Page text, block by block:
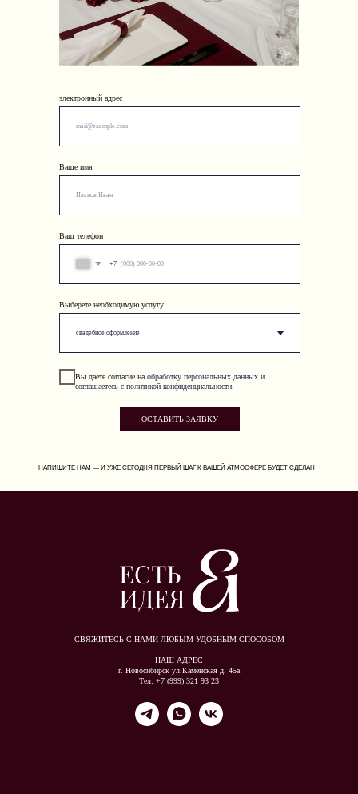
электронный адрес
Ваше имя
Ваш телефон
+7
Выберете необходимую услугу
Вы даете согласие на обработку персональных данных и
соглашаетесь с политикой конфиденциальности.
ОСТАВИТЬ ЗАЯВКУ
НАПИШИТЕ НАМ — И УЖЕ СЕГОДНЯ ПЕРВЫЙ ШАГ К ВАШЕЙ АТМОСФЕРЕ БУДЕТ СДЕЛАН
СВЯЖИТЕСЬ С НАМИ ЛЮБЫМ УДОБНЫМ СПОСОБОМ
НАШ АДРЕС
г. Новосибирск ул.Каменская д. 45а
Тел: +7 (999) 321 93 23